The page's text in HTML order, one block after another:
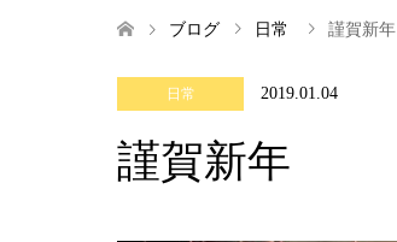
ブログ 日常 謹賀新年
日常 2019.01.04
謹賀新年